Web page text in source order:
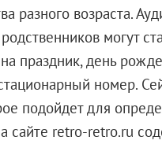
разного возраста.
могут
праздник, день
номер.
подойдет для
сайте retro-retro.ru